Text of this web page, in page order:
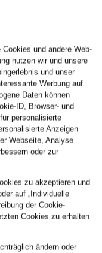
und andere Web-
nutzen wir und unsere
und unser
Werbung auf
Daten können
ID, Browser- und
personalisierte
Anzeigen
Webseite, Analyse
oder zur
zu akzeptieren und
auf „Individuelle
der Cookie-
Cookies zu erhalten
ändern oder